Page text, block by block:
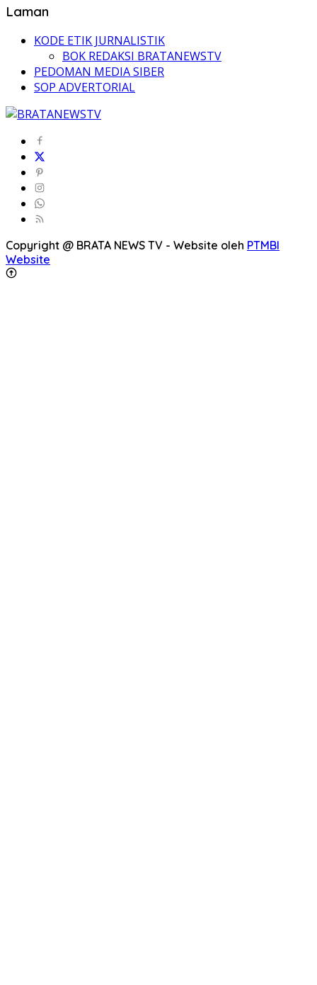
Laman
KODE ETIK JURNALISTIK
BOK REDAKSI BRATANEWSTV
PEDOMAN MEDIA SIBER
SOP ADVERTORIAL
Copyright @ BRATA NEWS TV - Website oleh PTMBI
Website